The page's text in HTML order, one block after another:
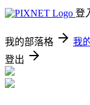
登
我的部落格 我
登出